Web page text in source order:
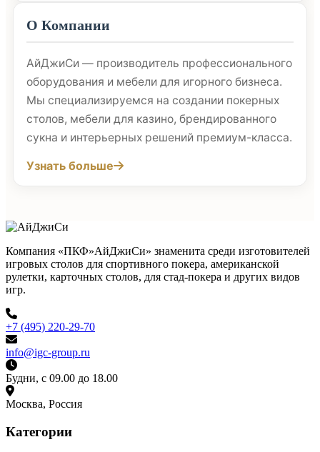
О Компании
АйДжиСи — производитель профессионального
оборудования и мебели для игорного бизнеса.
Мы специализируемся на создании покерных
столов, мебели для казино, брендированного
сукна и интерьерных решений премиум-класса.
Узнать больше
Компания «ПКФ»АйДжиСи» знаменита среди изготовителей
игровых столов для спортивного покера, американской
рулетки, карточных столов, для стад-покера и других видов
игр.
+7 (495) 220-29-70
info@igc-group.ru
Будни, с 09.00 до 18.00
Москва, Россия
Категории